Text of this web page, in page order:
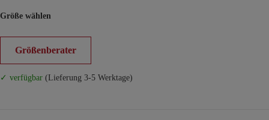
Größe wählen
Größenberater
✓ verfügbar (Lieferung 3-5 Werktage)